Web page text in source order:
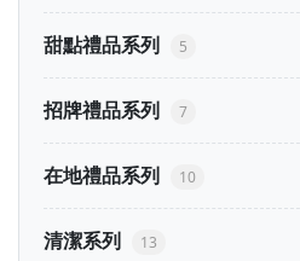
甜點禮品系列 5
招牌禮品系列 7
在地禮品系列 10
清潔系列 13